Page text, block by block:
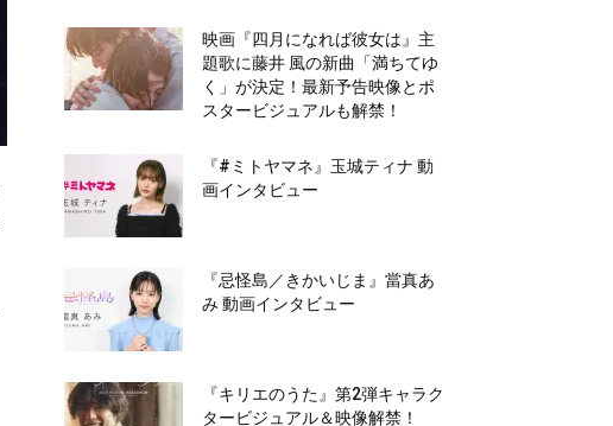
映画『四月になれば彼女は』主
題歌に藤井 風の新曲「満ちてゆ
く」が決定！最新予告映像とポ
スタービジュアルも解禁！
『#ミトヤマネ』玉城ティナ 動
画インタビュー
『忌怪島／きかいじま』當真あ
み 動画インタビュー
『キリエのうた』第2弾キャラク
タービジュアル＆映像解禁！